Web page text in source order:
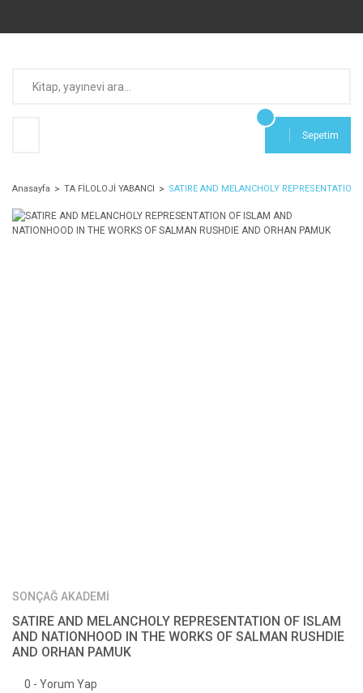
Sepetim
Anasayfa TA FİLOLOJİ YABANCI SATIRE AND MELANCHOLY
SONÇAĞ AKADEMİ
SATIRE AND MELANCHOLY REPRESENTATION OF ISLAM
AND NATIONHOOD IN THE WORKS OF SALMAN RUSHDIE
AND ORHAN PAMUK
0 - Yorum Yap